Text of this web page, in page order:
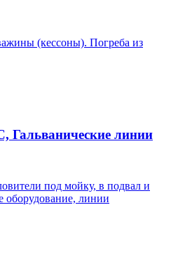
(кессоны). Погреба из
линии
под мойку, в подвал и
оборудование, линии